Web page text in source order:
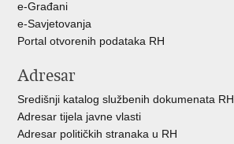
e-Građani
e-Savjetovanja
Portal otvorenih podataka RH
Adresar
Središnji katalog službenih dokumenata RH
Adresar tijela javne vlasti
Adresar političkih stranaka u RH